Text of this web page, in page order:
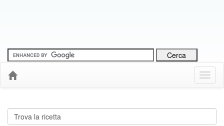
Menu
Down
Cerca